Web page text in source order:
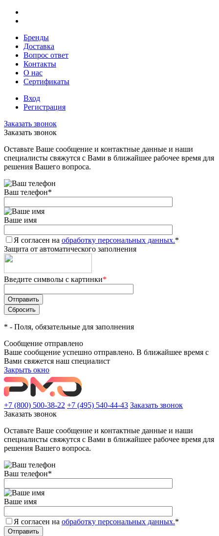
Бренды
Доставка
Вопрос ответ
Контакты
О нас
Сертификаты
Вход
Регистрация
Заказать звонок
Заказать звонок
Оставьте Ваше сообщение и контактные данные и наши
специалисты свяжутся с Вами в ближайшее рабочее время для
решения Вашего вопроса.
Ваш телефон*
Ваше имя
Я согласен на обработку персональных данных.*
Защита от автоматического заполнения
Введите символы с картинки*
* - Поля, обязательные для заполнения
Сообщение отправлено
Ваше сообщение успешно отправлено. В ближайшее время с
Вами свяжется наш специалист
Закрыть окно
+7 (800) 500-38-22 +7 (495) 540-44-43 Заказать звонок
Заказать звонок
Оставьте Ваше сообщение и контактные данные и наши
специалисты свяжутся с Вами в ближайшее рабочее время для
решения Вашего вопроса.
Ваш телефон*
Ваше имя
Я согласен на обработку персональных данных.*